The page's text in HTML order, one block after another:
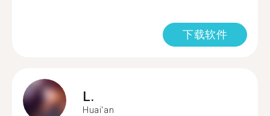
下载软件
L.
Huai'an